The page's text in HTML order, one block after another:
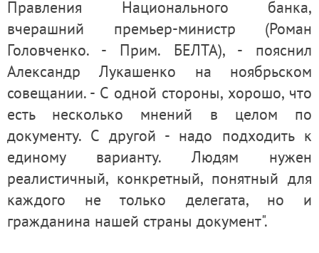
Правления Национального банка,
вчерашний премьер-министр (Роман
Головченко. - Прим. БЕЛТА), - пояснил
Александр Лукашенко на ноябрьском
совещании. - С одной стороны, хорошо, что
есть несколько мнений в целом по
документу. С другой - надо подходить к
единому варианту. Людям нужен
реалистичный, конкретный, понятный для
каждого не только делегата, но и
гражданина нашей страны документ".